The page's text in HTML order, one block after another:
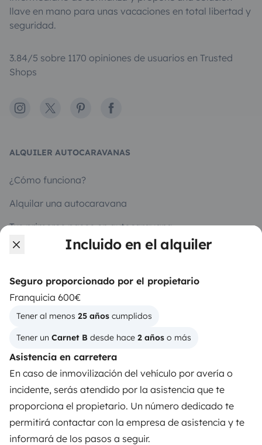
Incluido en el alquiler
Seguro proporcionado por el propietario
Franquicia 600€
Tener al menos 25 años cumplidos
Tener un Carnet B desde hace 2 años o más
Asistencia en carretera
En caso de inmovilización del vehículo por avería o
incidente, serás atendido por la asistencia que te
proporciona el propietario. Un número dedicado te
permitirá contactar con la empresa de asistencia y te
informará de los pasos a seguir.
llave en mano para unas vacaciones en total libertad y
seguridad.
3.84/5 sobre 1170 opiniones de usuarios en Trusted
Shops
Instagram
X PinterestFacebook
ALQUILER AUTOCARAVANAS
¿Cómo funciona?
Alquilar una autocaravana
Tus primeros pasos en autocaravana
Las opiniones de nuestros usuarios
PROPIETARIOS
Contrato de alquiler
Seguros de alquiler
Asistencias de alquiler
Ayuda propietario